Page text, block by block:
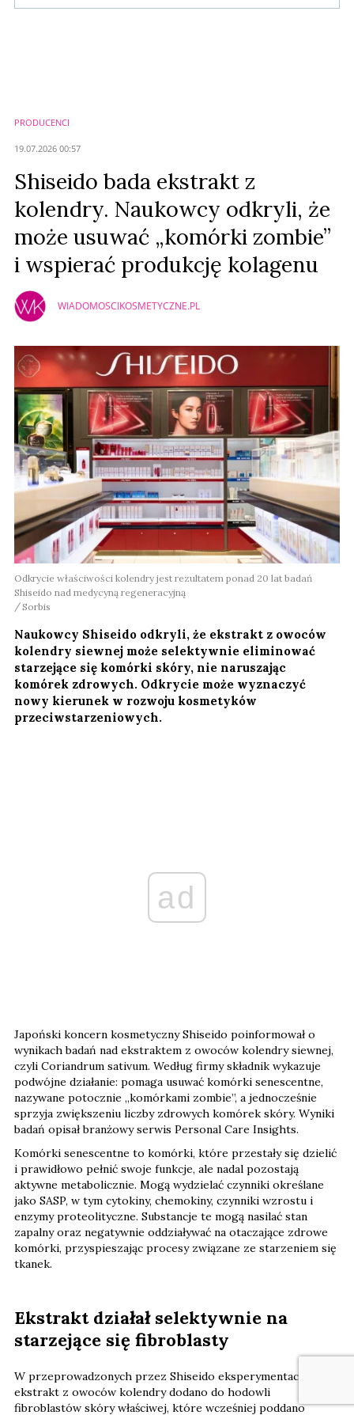
PRODUCENCI
19.07.2026 00:57
Shiseido bada ekstrakt z
kolendry. Naukowcy odkryli, że
może usuwać „komórki zombie”
i wspierać produkcję kolagenu
WIADOMOSCIKOSMETYCZNE.PL
Odkrycie właściwości kolendry jest rezultatem ponad 20 lat badań
Shiseido nad medycyną regeneracyjną
Sorbis
Naukowcy Shiseido odkryli, że ekstrakt z owoców
kolendry siewnej może selektywnie eliminować
starzejące się komórki skóry, nie naruszając
komórek zdrowych. Odkrycie może wyznaczyć
nowy kierunek w rozwoju kosmetyków
przeciwstarzeniowych.
ad
Japoński koncern kosmetyczny Shiseido poinformował o
wynikach badań nad ekstraktem z owoców kolendry siewnej,
czyli Coriandrum sativum. Według firmy składnik wykazuje
podwójne działanie: pomaga usuwać komórki senescentne,
nazywane potocznie „komórkami zombie”, a jednocześnie
sprzyja zwiększeniu liczby zdrowych komórek skóry. Wyniki
badań opisał branżowy serwis Personal Care Insights.
Komórki senescentne to komórki, które przestały się dzielić
i prawidłowo pełnić swoje funkcje, ale nadal pozostają
aktywne metabolicznie. Mogą wydzielać czynniki określane
jako SASP, w tym cytokiny, chemokiny, czynniki wzrostu i
enzymy proteolityczne. Substancje te mogą nasilać stan
zapalny oraz negatywnie oddziaływać na otaczające zdrowe
komórki, przyspieszając procesy związane ze starzeniem się
tkanek.
Ekstrakt działał selektywnie na
starzejące się fibroblasty
W przeprowadzonych przez Shiseido eksperymentach
ekstrakt z owoców kolendry dodano do hodowli
fibroblastów skóry właściwej, które wcześniej poddano